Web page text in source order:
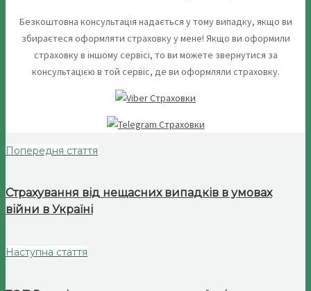
Безкоштовна консультація надається у тому випадку, якщо ви
збираєтеся оформляти страховку у мене! Якщо ви оформили
страховку в іншому сервісі, то ви можете звернутися за
консультацією в той сервіс, де ви оформляли страховку.
Попередня стаття
Страхування від нещасних випадків в умовах
війни в Україні
Наступна стаття